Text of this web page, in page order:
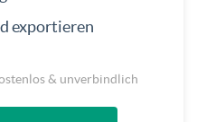
exportieren
& unverbindlich